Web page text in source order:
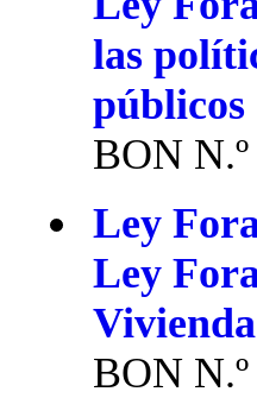
las
públicos
BON
Ley
Ley
BON